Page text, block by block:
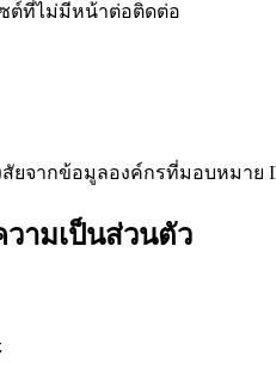
ต์ที่ไม่มีหน้าต่อติดต่อ
ยจากข้อมูลองค์กรที่มอบหมาย
ามเป็นส่วนตัว